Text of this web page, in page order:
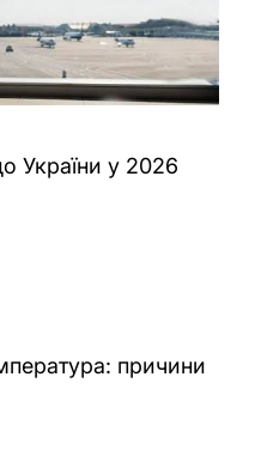
України у 2026
причини